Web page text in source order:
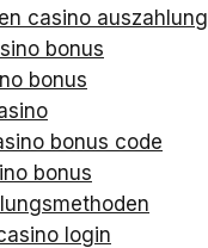
casino auszahlung
bonus
bonus
bonus code
bonus
login